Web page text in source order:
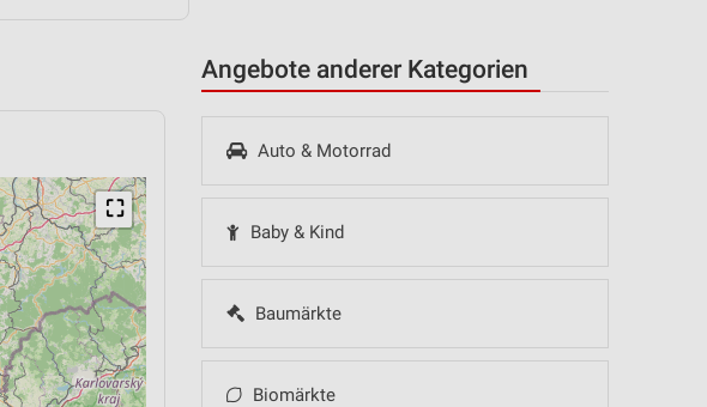
Angebote anderer Kategorien
Auto & Motorrad
Baby & Kind
Baumärkte
Biomärkte
⛶